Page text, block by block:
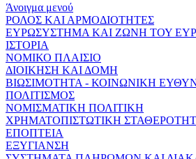
Άνοιγμα μενού
ΡΟΛΟΣ ΚΑΙ ΑΡΜΟΔΙΟΤΗΤΕΣ
ΕΥΡΩΣΥΣΤΗΜΑ ΚΑΙ ΖΩΝΗ ΤΟΥ
ΙΣΤΟΡΙΑ
ΝΟΜΙΚΟ ΠΛΑΙΣΙΟ
ΔΙΟΙΚΗΣΗ ΚΑΙ ΔΟΜΗ
ΒΙΩΣΙΜΟΤΗΤΑ - ΚΟΙΝΩΝΙΚΗ
ΠΟΛΙΤΙΣΜΟΣ
ΝΟΜΙΣΜΑΤΙΚΗ ΠΟΛΙΤΙΚΗ
ΧΡΗΜΑΤΟΠΙΣΤΩΤΙΚΗ
ΕΠΟΠΤΕΙΑ
ΕΞΥΓΙΑΝΣΗ